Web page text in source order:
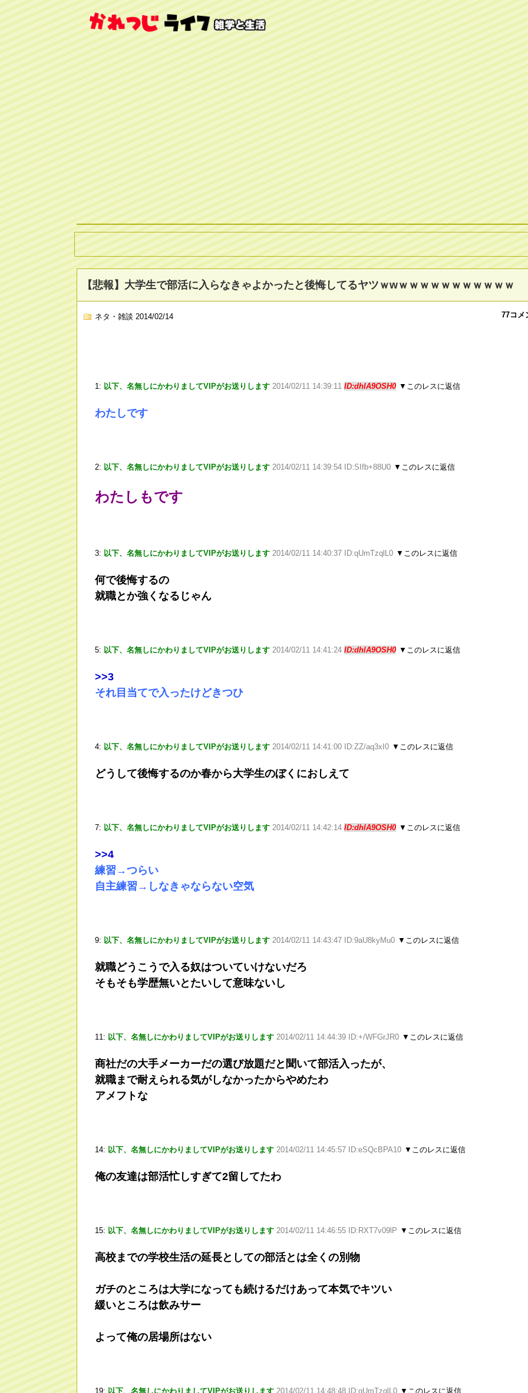
【悲報】大学生で部活に入らなきゃよかったと後悔してるヤツｗwｗｗｗｗｗｗｗｗｗｗｗ
ネタ・雑談 2014/02/14 77コメ
1: 以下、名無しにかわりましてVIPがお送りします 2014/02/11 14:39:11 ID:dhlA9OSH0 ▼このレスに返信
わたしです
2: 以下、名無しにかわりましてVIPがお送りします 2014/02/11 14:39:54 ID:SIfb+88U0 ▼このレスに返信
わたしもです
3: 以下、名無しにかわりましてVIPがお送りします 2014/02/11 14:40:37 ID:qUmTzqlL0 ▼このレスに返信
何で後悔するの
就職とか強くなるじゃん
5: 以下、名無しにかわりましてVIPがお送りします 2014/02/11 14:41:24 ID:dhlA9OSH0 ▼このレスに返信
>>3
それ目当てで入ったけどきつひ
4: 以下、名無しにかわりましてVIPがお送りします 2014/02/11 14:41:00 ID:ZZ/aq3xI0 ▼このレスに返信
どうして後悔するのか春から大学生のぼくにおしえて
7: 以下、名無しにかわりましてVIPがお送りします 2014/02/11 14:42:14 ID:dhlA9OSH0 ▼このレスに返信
>>4
練習→つらい
自主練習→しなきゃならない空気
9: 以下、名無しにかわりましてVIPがお送りします 2014/02/11 14:43:47 ID:9aU8kyMu0 ▼このレスに返信
就職どうこうで入る奴はついていけないだろ
そもそも学歴無いとたいして意味ないし
11: 以下、名無しにかわりましてVIPがお送りします 2014/02/11 14:44:39 ID:+/WFGrJR0 ▼このレスに返信
商社だの大手メーカーだの選び放題だと聞いて部活入ったが、
就職まで耐えられる気がしなかったからやめたわ
アメフトな
14: 以下、名無しにかわりましてVIPがお送りします 2014/02/11 14:45:57 ID:eSQcBPA10 ▼このレスに返信
俺の友達は部活忙しすぎて2留してたわ
15: 以下、名無しにかわりましてVIPがお送りします 2014/02/11 14:46:55 ID:RXT7v09lP ▼このレスに返信
高校までの学校生活の延長としての部活とは全くの別物
ガチのところは大学になっても続けるだけあって本気でキツい
緩いところは飲みサー
よって俺の居場所はない
19: 以下、名無しにかわりましてVIPがお送りします 2014/02/11 14:48:48 ID:qUmTzqlL0 ▼このレスに返信